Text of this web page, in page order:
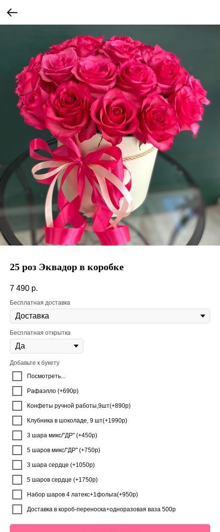
25 роз Эквадор в коробке
7 490 р.
Бесплатная доставка
Бесплатная открытка
Добавьте к букету
Посмотреть...
Рафаэлло (+690р)
Конфеты ручной работы,9шт(+890р)
Клубника в шоколаде, 9 шт(+1990р)
3 шара микс/"ДР" (+450р)
5 шаров микс/"ДР" (+750р)
3 шара сердце (+1050р)
5 шаров сердце (+1750р)
Набор шаров 4 латекс+1фольга(+950р)
Доставка в короб-переноска+одноразовая ваза 500р